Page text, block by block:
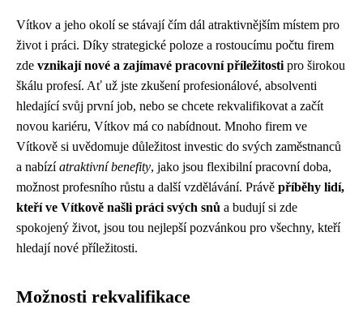
Vítkov a jeho okolí se stávají čím dál atraktivnějším místem pro
život i práci. Díky strategické poloze a rostoucímu počtu firem
zde vznikají nové a zajímavé pracovní příležitosti pro širokou
škálu profesí. Ať už jste zkušení profesionálové, absolventi
hledající svůj první job, nebo se chcete rekvalifikovat a začít
novou kariéru, Vítkov má co nabídnout. Mnoho firem ve
Vítkově si uvědomuje důležitost investic do svých zaměstnanců
a nabízíatraktivní benefity, jako jsou flexibilní pracovní doba,
možnost profesního růstu a další vzdělávání. Právě příběhy lidí,
kteří ve Vítkově našli práci svých snů a budují si zde
spokojený život, jsou tou nejlepší pozvánkou pro všechny, kteří
hledají nové příležitosti.
Možnosti rekvalifikace